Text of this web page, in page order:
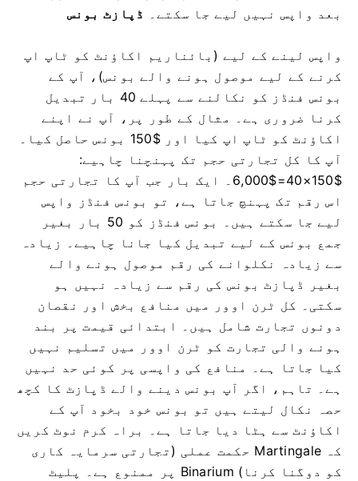
بعد واپس نہیں لیے جا سکتے۔ ڈپازٹ بونس
واپس لینے کے لیے (بائناریم اکاؤنٹ کو ٹاپ اپ
کرنے کے لیے موصول ہونے والے بونس)، آپ کے
بونس فنڈز کو نکالنے سے پہلے 40 بار تبدیل
کرنا ضروری ہے۔ مثال کے طور پر، آپ نے اپنے
اکاؤنٹ کو ٹاپ اپ کیا اور $150 بونس حاصل کیا۔
آپ کا کل تجارتی حجم تک پہنچنا چاہیے:
$150×40=$6,000۔ ایک بار جب آپ کا تجارتی حجم
اس رقم تک پہنچ جاتا ہے، تو بونس فنڈز واپس
لیے جا سکتے ہیں۔
بونس فنڈز کو 50 بار بغیر
جمع بونس کے لیے تبدیل کیا جانا چاہیے۔ زیادہ
سے زیادہ نکلوانے کی رقم موصول ہونے والے
بغیر ڈپازٹ بونس کی رقم سے زیادہ نہیں ہو
سکتی۔ کل ٹرن اوور میں منافع بخش اور نقصان
دونوں تجارت شامل ہیں۔ ابتدائی قیمت پر بند
ہونے والی تجارت کو ٹرن اوور میں تسلیم نہیں
کیا جاتا ہے۔ منافع کی واپسی پر کوئی حد نہیں
ہے۔ تاہم، اگر آپ بونس دینے والے ڈپازٹ کا کچھ
حصہ نکال لیتے ہیں تو بونس خود بخود آپ کے
اکاؤنٹ سے ہٹا دیا جاتا ہے۔
براہ کرم نوٹ کریں
کہ Martingale حکمت عملی (تجارتی سرمایہ کاری
کو دوگنا کرنا) Binarium پر ممنوع ہے۔ پلیٹ